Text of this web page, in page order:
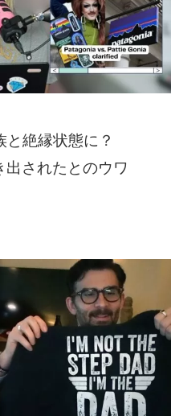
と絶縁状態に？
されたとのウワ